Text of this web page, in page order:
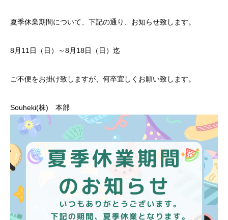
夏季休業期間について、下記の通り、お知らせ致します。
8月11日（日）～8月18日（日）迄
ご不便をお掛け致しますが、何卒宜しくお願い致します。
Souheki(株) 本部